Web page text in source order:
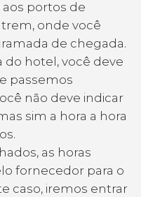
portos de
onde você
de chegada.
do hotel, você deve
passemos
não deve indicar
sim a hora a hora
as horas
fornecedor para o
caso, iremos entrar